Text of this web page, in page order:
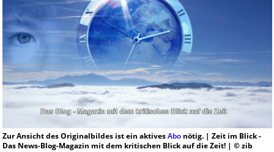
Zur Ansicht des Originalbildes ist ein aktivesAbonötig. | Zeit im Blick -
Das News-Blog-Magazin mit dem kritischen Blick auf die Zeit! | © zib